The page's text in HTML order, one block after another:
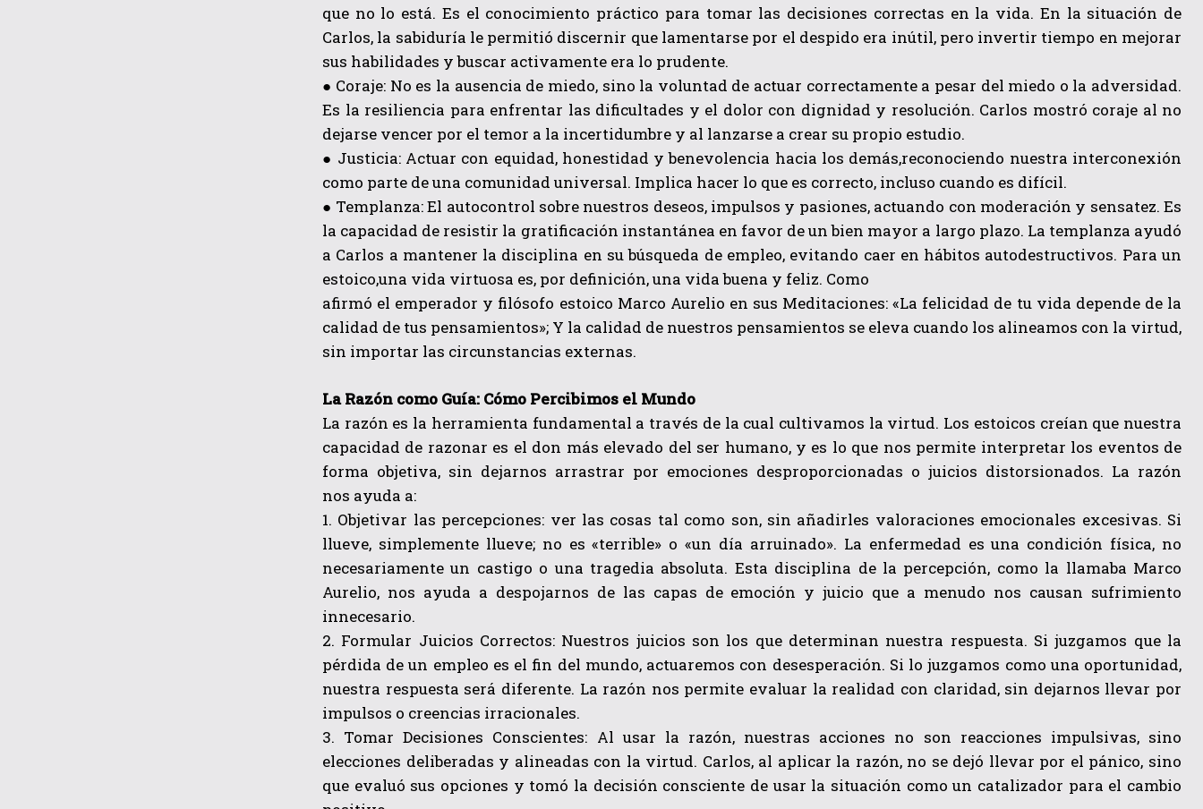
que no lo está. Es el conocimiento práctico para tomar las decisiones correctas en la vida. En la situación de
Carlos, la sabiduría le permitió discernir que lamentarse por el despido era inútil, pero invertir tiempo en mejorar
sus habilidades y buscar activamente era lo prudente.
● Coraje: No es la ausencia de miedo, sino la voluntad de actuar correctamente a pesar del miedo o la adversidad.
Es la resiliencia para enfrentar las dificultades y el dolor con dignidad y resolución. Carlos mostró coraje al no
dejarse vencer por el temor a la incertidumbre y al lanzarse a crear su propio estudio.
● Justicia: Actuar con equidad, honestidad y benevolencia hacia los demás,reconociendo nuestra interconexión
como parte de una comunidad universal. Implica hacer lo que es correcto, incluso cuando es difícil.
● Templanza: El autocontrol sobre nuestros deseos, impulsos y pasiones, actuando con moderación y sensatez. Es
la capacidad de resistir la gratificación instantánea en favor de un bien mayor a largo plazo. La templanza ayudó
a Carlos a mantener la disciplina en su búsqueda de empleo, evitando caer en hábitos autodestructivos. Para un
estoico,una vida virtuosa es, por definición, una vida buena y feliz. Como
afirmó el emperador y filósofo estoico Marco Aurelio en sus Meditaciones: «La felicidad de tu vida depende de la
calidad de tus pensamientos»; Y la calidad de nuestros pensamientos se eleva cuando los alineamos con la virtud,
sin importar las circunstancias externas.
La Razón como Guía: Cómo Percibimos el Mundo
La razón es la herramienta fundamental a través de la cual cultivamos la virtud. Los estoicos creían que nuestra
capacidad de razonar es el don más elevado del ser humano, y es lo que nos permite interpretar los eventos de
forma objetiva, sin dejarnos arrastrar por emociones desproporcionadas o juicios distorsionados. La razón
nos ayuda a:
1. Objetivar las percepciones: ver las cosas tal como son, sin añadirles valoraciones emocionales excesivas. Si
llueve, simplemente llueve; no es «terrible» o «un día arruinado». La enfermedad es una condición física, no
necesariamente un castigo o una tragedia absoluta. Esta disciplina de la percepción, como la llamaba Marco
Aurelio, nos ayuda a despojarnos de las capas de emoción y juicio que a menudo nos causan sufrimiento
innecesario.
2. Formular Juicios Correctos: Nuestros juicios son los que determinan nuestra respuesta. Si juzgamos que la
pérdida de un empleo es el fin del mundo, actuaremos con desesperación. Si lo juzgamos como una oportunidad,
nuestra respuesta será diferente. La razón nos permite evaluar la realidad con claridad, sin dejarnos llevar por
impulsos o creencias irracionales.
3. Tomar Decisiones Conscientes: Al usar la razón, nuestras acciones no son reacciones impulsivas, sino
elecciones deliberadas y alineadas con la virtud. Carlos, al aplicar la razón, no se dejó llevar por el pánico, sino
que evaluó sus opciones y tomó la decisión consciente de usar la situación como un catalizador para el cambio